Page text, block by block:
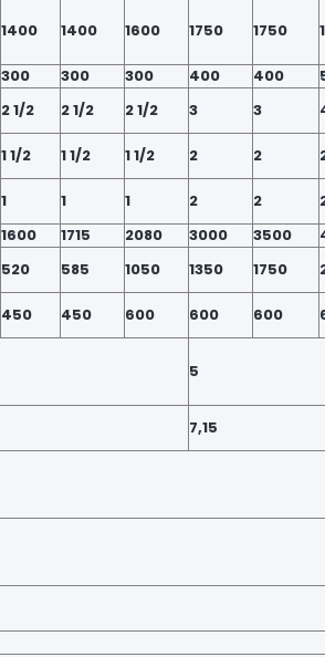
1400 1400 1600 1750 1750
300 300 300 400 400
2 1/2 2 1/2 2 1/2 3 3
1 1/2 1 1/2 1 1/2 2 2
1 1 1 2 2
1600 1715 2080 3000 3500
520 585 1050 1350 1750
450 450 600 600 600
5
7,15